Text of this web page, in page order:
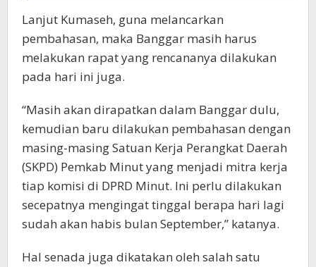
Lanjut Kumaseh, guna melancarkan
pembahasan, maka Banggar masih harus
melakukan rapat yang rencananya dilakukan
pada hari ini juga.
“Masih akan dirapatkan dalam Banggar dulu,
kemudian baru dilakukan pembahasan dengan
masing-masing Satuan Kerja Perangkat Daerah
(SKPD) Pemkab Minut yang menjadi mitra kerja
tiap komisi di DPRD Minut. Ini perlu dilakukan
secepatnya mengingat tinggal berapa hari lagi
sudah akan habis bulan September,” katanya.
Hal senada juga dikatakan oleh salah satu